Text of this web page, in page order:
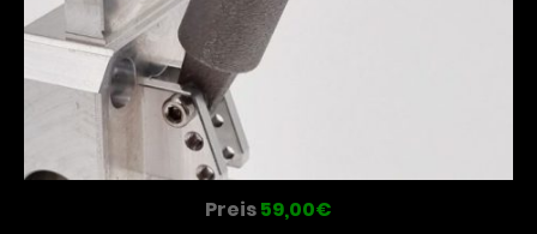
Preis59,00€